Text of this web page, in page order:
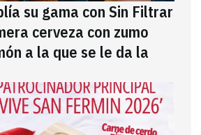
su gama con Sin Filtrar
cerveza con zumo
a la que se le da la